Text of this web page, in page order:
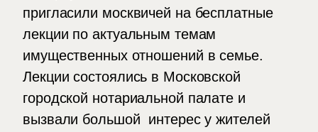
пригласили москвичей на бесплатные
лекции по актуальным темам
имущественных отношений в семье.
Лекции состоялись в Московской
городской нотариальной палате и
вызвали большой интерес у жителей